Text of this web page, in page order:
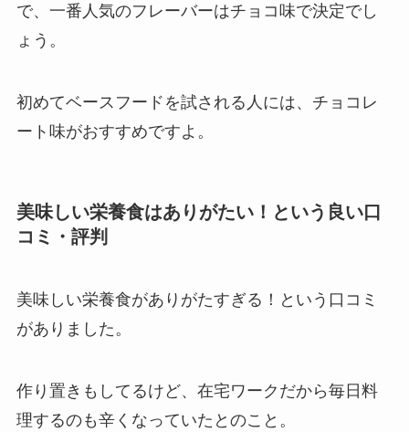
で、一番人気のフレーバーはチョコ味で決定でし
ょう。
初めてベースフードを試される人には、チョコレ
ート味がおすすめですよ。
美味しい栄養食はありがたい！という良い口
コミ・評判
美味しい栄養食がありがたすぎる！という口コミ
がありました。
作り置きもしてるけど、在宅ワークだから毎日料
理するのも辛くなっていたとのこと。